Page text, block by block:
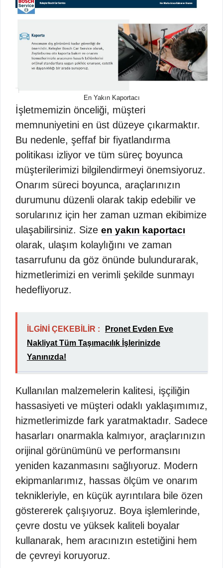
En Yakın Kaportacı
İşletmemizin önceliği, müşteri
memnuniyetini en üst düzeye çıkarmaktır.
Bu nedenle, şeffaf bir fiyatlandırma
politikası izliyor ve tüm süreç boyunca
müşterilerimizi bilgilendirmeyi önemsiyoruz.
Onarım süreci boyunca, araçlarınızın
durumunu düzenli olarak takip edebilir ve
sorularınız için her zaman uzman ekibimize
ulaşabilirsiniz. Size en yakın kaportacı
olarak, ulaşım kolaylığını ve zaman
tasarrufunu da göz önünde bulundurarak,
hizmetlerimizi en verimli şekilde sunmayı
hedefliyoruz.
İLGİNİ ÇEKEBİLİR :
Pronet Evden Eve
Nakliyat Tüm Taşımacılık İşlerinizde
Yanınızda!
Kullanılan malzemelerin kalitesi, işçiliğin
hassasiyeti ve müşteri odaklı yaklaşımımız,
hizmetlerimizde fark yaratmaktadır. Sadece
hasarları onarmakla kalmıyor, araçlarınızın
orijinal görünümünü ve performansını
yeniden kazanmasını sağlıyoruz. Modern
ekipmanlarımız, hassas ölçüm ve onarım
teknikleriyle, en küçük ayrıntılara bile özen
göstererek çalışıyoruz. Boya işlemlerinde,
çevre dostu ve yüksek kaliteli boyalar
kullanarak, hem aracınızın estetiğini hem
de çevreyi koruyoruz.